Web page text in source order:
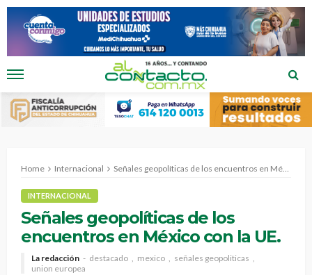
Home Internacional Señales geopolíticas de los encuentros en México con la UE.
INTERNACIONAL
Señales geopolíticas de los
encuentros en México con la UE.
La redacción destacado mexico
señales geopoliticas
union europea